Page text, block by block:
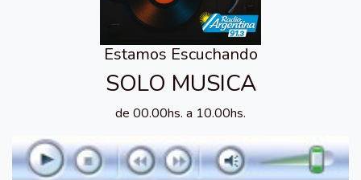
Estamos Escuchando
SOLO MUSICA
de 00.00hs. a 10.00hs.